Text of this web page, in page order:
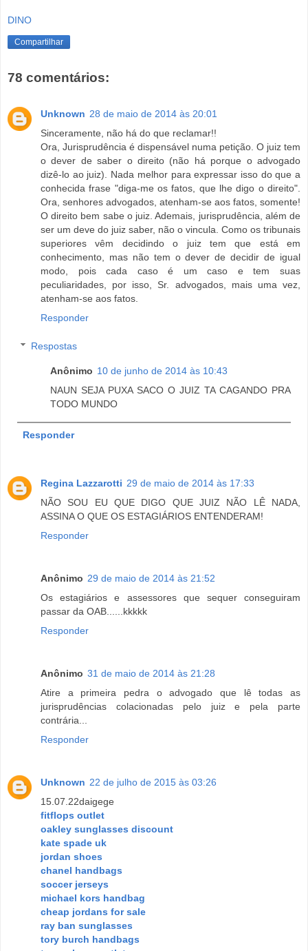
DINO
Compartilhar
78 comentários:
Unknown 28 de maio de 2014 às 20:01
Sinceramente, não há do que reclamar!!
Ora, Jurisprudência é dispensável numa petição. O juiz tem
o dever de saber o direito (não há porque o advogado
dizê-lo ao juiz). Nada melhor para expressar isso do que a
conhecida frase "diga-me os fatos, que lhe digo o direito".
Ora, senhores advogados, atenham-se aos fatos, somente!
O direito bem sabe o juiz. Ademais, jurisprudência, além de
ser um deve do juiz saber, não o vincula. Como os tribunais
superiores vêm decidindo o juiz tem que está em
conhecimento, mas não tem o dever de decidir de igual
modo, pois cada caso é um caso e tem suas
peculiaridades, por isso, Sr. advogados, mais uma vez,
atenham-se aos fatos.
Responder
Respostas
Anônimo 10 de junho de 2014 às 10:43
NAUN SEJA PUXA SACO O JUIZ TA CAGANDO PRA
TODO MUNDO
Responder
Regina Lazzarotti 29 de maio de 2014 às 17:33
NÃO SOU EU QUE DIGO QUE JUIZ NÃO LÊ NADA,
ASSINA O QUE OS ESTAGIÁRIOS ENTENDERAM!
Responder
Anônimo 29 de maio de 2014 às 21:52
Os estagiários e assessores que sequer conseguiram
passar da OAB......kkkkk
Responder
Anônimo 31 de maio de 2014 às 21:28
Atire a primeira pedra o advogado que lê todas as
jurisprudências colacionadas pelo juiz e pela parte
contrária...
Responder
Unknown 22 de julho de 2015 às 03:26
15.07.22daigege
fitflops outlet
oakley sunglasses discount
kate spade uk
jordan shoes
chanel handbags
soccer jerseys
michael kors handbag
cheap jordans for sale
ray ban sunglasses
tory burch handbags